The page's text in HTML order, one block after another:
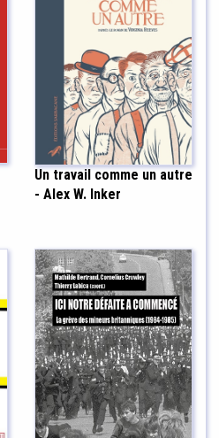
Un travail comme un autre
- Alex W. Inker